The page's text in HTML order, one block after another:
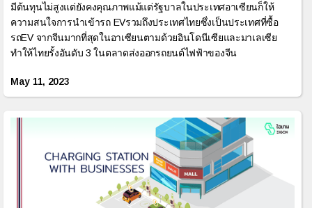
มีต้นทุนไม่สูงแต่ยังคงคุณภาพแม้แต่รัฐบาลในประเทศอาเซียนก็ให้
ความสนใจการนำเข้ารถ EVรวมถึงประเทศไทยซึ่งเป็นประเทศที่ซื้อ
รถEV จากจีนมากที่สุดในอาเซียนตามด้วยอินโดนีเซียและมาเลเซีย
ทำให้ไทยรั้งอันดับ 3 ในตลาดส่งออกรถยนต์ไฟฟ้าของจีน
May 11, 2023